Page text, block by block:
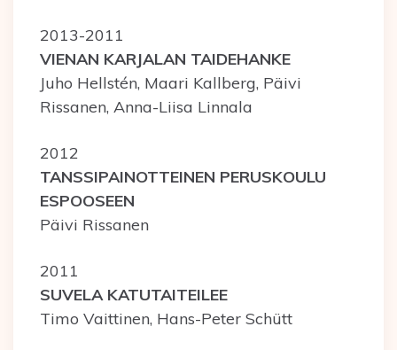
2013-2011
VIENAN KARJALAN TAIDEHANKE
Juho Hellstén, Maari Kallberg, Päivi
Rissanen, Anna-Liisa Linnala
2012
TANSSIPAINOTTEINEN PERUSKOULU
ESPOOSEEN
Päivi Rissanen
2011
SUVELA KATUTAITEILEE
Timo Vaittinen, Hans-Peter Schütt